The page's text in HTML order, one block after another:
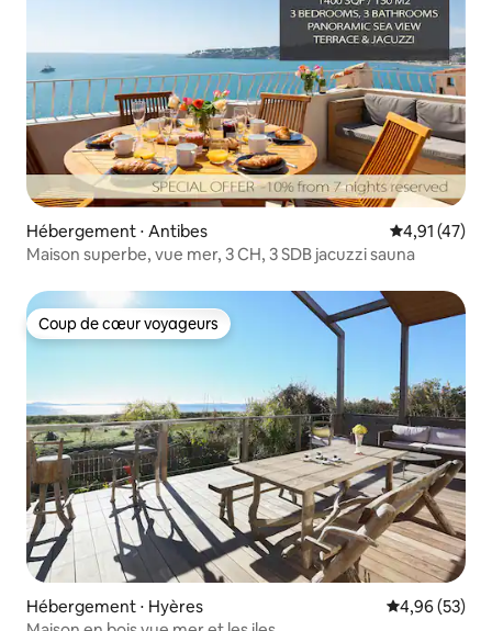
Hébergement ⋅ Antibes Évaluation
4,91 (47)
Maison superbe, vue mer, 3 CH, 3 SDB jacuzzi sauna
Coup de cœur voyageurs
Coup de cœur voyageurs
Hébergement ⋅ Hyères Évaluation
4,96 (53)